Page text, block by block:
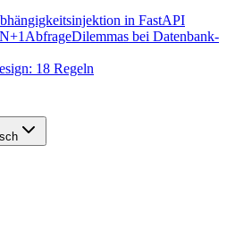
in FastAPI
bei Datenbank­
18 Regeln